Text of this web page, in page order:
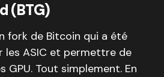
(BTG)
fork de Bitcoin qui a été
les ASIC et permettre de
GPU. Tout simplement. En